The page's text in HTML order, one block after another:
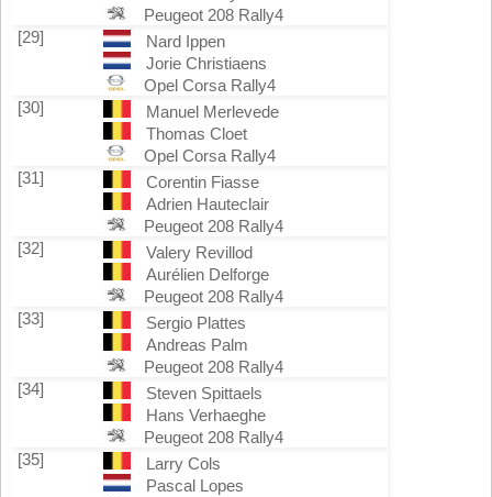
Peugeot 208 Rally4
[29]
Nard Ippen
Jorie Christiaens
Opel Corsa Rally4
[30]
Manuel Merlevede
Thomas Cloet
Opel Corsa Rally4
[31]
Corentin Fiasse
Adrien Hauteclair
Peugeot 208 Rally4
[32]
Valery Revillod
Aurélien Delforge
Peugeot 208 Rally4
[33]
Sergio Plattes
Andreas Palm
Peugeot 208 Rally4
[34]
Steven Spittaels
Hans Verhaeghe
Peugeot 208 Rally4
[35]
Larry Cols
Pascal Lopes